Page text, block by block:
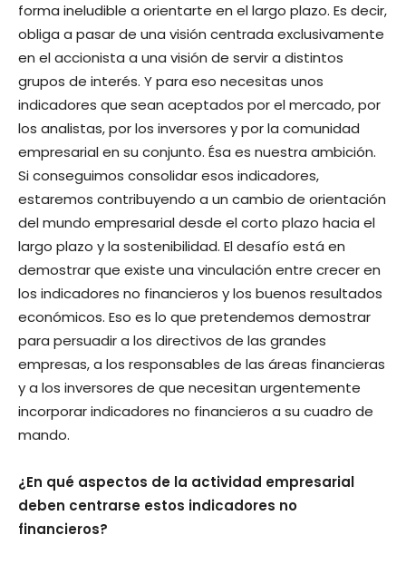
forma ineludible a orientarte en el largo plazo. Es decir,
obliga a pasar de una visión centrada exclusivamente
en el accionista a una visión de servir a distintos
grupos de interés. Y para eso necesitas unos
indicadores que sean aceptados por el mercado, por
los analistas, por los inversores y por la comunidad
empresarial en su conjunto. Ésa es nuestra ambición.
Si conseguimos consolidar esos indicadores,
estaremos contribuyendo a un cambio de orientación
del mundo empresarial desde el corto plazo hacia el
largo plazo y la sostenibilidad. El desafío está en
demostrar que existe una vinculación entre crecer en
los indicadores no financieros y los buenos resultados
económicos. Eso es lo que pretendemos demostrar
para persuadir a los directivos de las grandes
empresas, a los responsables de las áreas financieras
y a los inversores de que necesitan urgentemente
incorporar indicadores no financieros a su cuadro de
mando.
¿En qué aspectos de la actividad empresarial
deben centrarse estos indicadores no
financieros?